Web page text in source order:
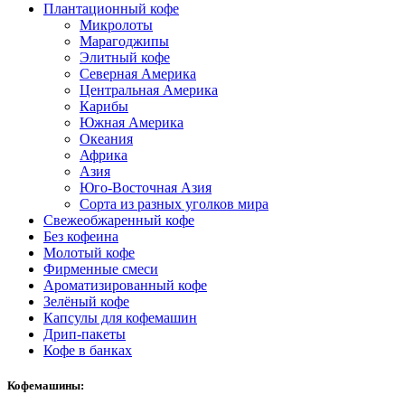
Плантационный кофе
Микролоты
Марагоджипы
Элитный кофе
Северная Америка
Центральная Америка
Карибы
Южная Америка
Океания
Африка
Азия
Юго-Восточная Азия
Сорта из разных уголков мира
Свежеобжаренный кофе
Без кофеина
Молотый кофе
Фирменные смеси
Ароматизированный кофе
Зелёный кофе
Капсулы для кофемашин
Дрип-пакеты
Кофе в банках
Кофемашины: